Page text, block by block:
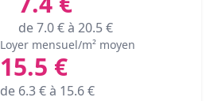
de7.0€ à 20.5€
Loyer mensuel/m² moyen
15.5 €
de 6.3€ à 15.6€